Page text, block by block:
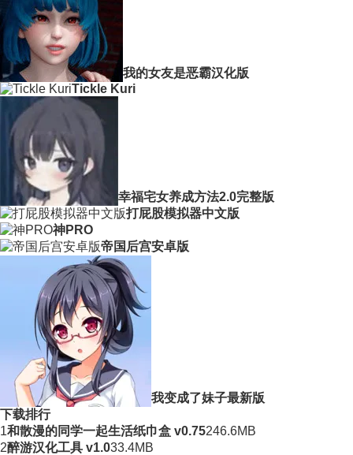
我的女友是恶霸汉化版
Tickle Kuri
幸福宅女养成方法2.0完整版
打屁股模拟器中文版
神PRO
帝国后宫安卓版
我变成了妹子最新版
下载排行
1和散漫的同学一起生活纸巾盒 v0.75246.6MB
2醉游汉化工具 v1.033.4MB